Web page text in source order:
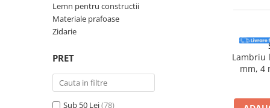
Accesorii pentru cofraje
Lemn pentru constructii
Materiale prafoase
Zidarie
PRET
Sub 50 Lei(78)
Lambriu
mm, 4
mp/